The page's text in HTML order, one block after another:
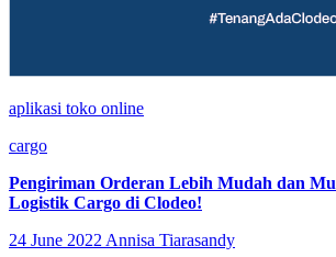
aplikasi toko online
cargo
Pengiriman Orderan Lebih Mudah dan
Logistik Cargo di Clodeo!
24 June 2022 Annisa Tiarasandy